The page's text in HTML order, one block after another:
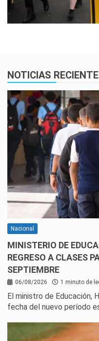
NOTICIAS
Nacional
MINISTERIO DE
REGRESO A CLASES
SEPTIEMBRE
06/08/2026 1 minuto de
El ministro de Educación,
fecha del nuevo período